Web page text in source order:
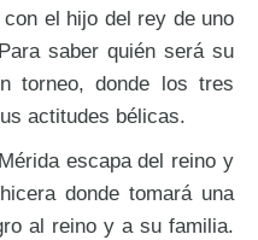
el hijo del rey de uno
saber quién será su
torneo, donde los tres
actitudes bélicas.
escapa del reino y
donde tomará una
al reino y a su familia.